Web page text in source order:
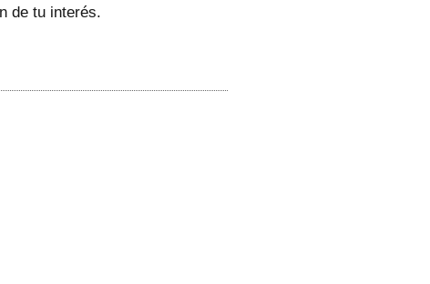
de tu interés.